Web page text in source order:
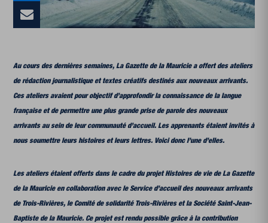
Au cours des dernières semaines, La Gazette de la Mauricie a offert des ateliers
de rédaction journalistique et textes créatifs destinés aux nouveaux arrivants.
Ces ateliers avaient pour objectif d’approfondir la connaissance de la langue
française et de permettre une plus grande prise de parole des nouveaux
arrivants au sein de leur communauté d’accueil. Les apprenants étaient invités à
nous soumettre leurs histoires et leurs lettres. Voici donc l’une d’elles.
Les ateliers étaient offerts dans le cadre du projet Histoires de vie de La Gazette
de la Mauricie en collaboration avec le Service d’accueil des nouveaux arrivants
de Trois-Rivières, le Comité de solidarité Trois-Rivières et la Société Saint‑Jean-
Baptiste de la Mauricie. Ce projet est rendu possible grâce à la contribution